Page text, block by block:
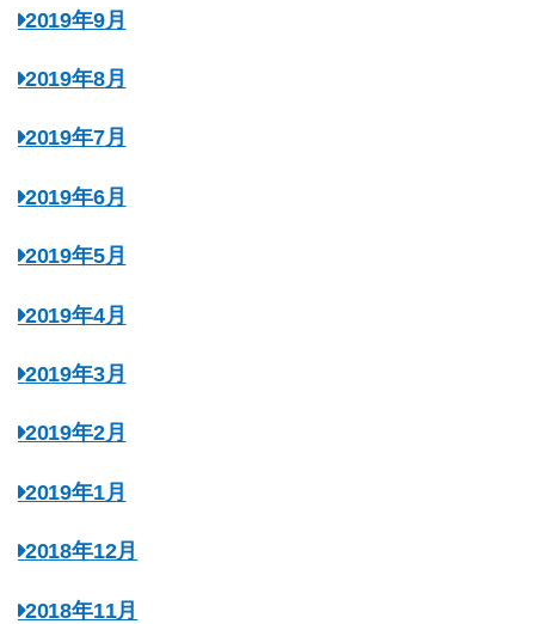
2019年9月
2019年8月
2019年7月
2019年6月
2019年5月
2019年4月
2019年3月
2019年2月
2019年1月
2018年12月
2018年11月